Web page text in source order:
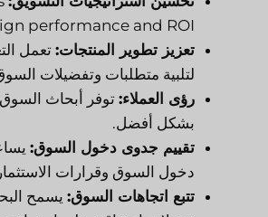
performance and ROI.
تعزيز تطوير المنتجات: تعمل
لتلبية متطلبات وتفضيلات
رؤى العملاء: توفر أبحاث
بشكل أفضل.
تقييم جدوى دخول السوق:
دخول السوق وقرارات
تتبع اتجاهات السوق: يسمح